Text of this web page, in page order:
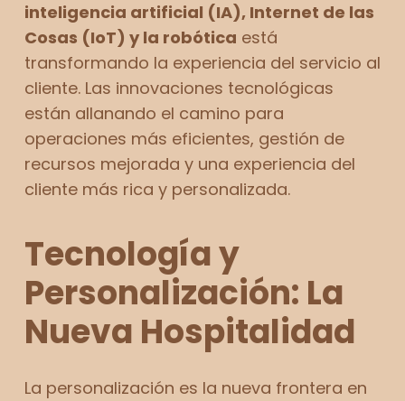
inteligencia artificial (IA), Internet de las
Cosas (IoT) y la robótica está
transformando la experiencia del servicio al
cliente. Las innovaciones tecnológicas
están allanando el camino para
operaciones más eficientes, gestión de
recursos mejorada y una experiencia del
cliente más rica y personalizada.
Tecnología y
Personalización: La
Nueva Hospitalidad
La personalización es la nueva frontera en